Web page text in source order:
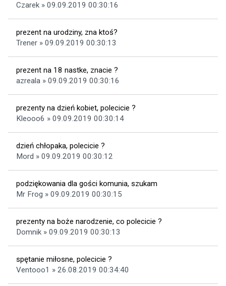
Czarek » 09.09.2019 00:30:16
prezent na urodziny, zna ktoś?
Trener » 09.09.2019 00:30:13
prezent na 18 nastke, znacie ?
azreala » 09.09.2019 00:30:16
prezenty na dzień kobiet, polecicie ?
Kleooo6 » 09.09.2019 00:30:14
dzień chłopaka, polecicie ?
Mord » 09.09.2019 00:30:12
podziękowania dla gości komunia, szukam
Mr Frog » 09.09.2019 00:30:15
prezenty na boże narodzenie, co polecicie ?
Domnik » 09.09.2019 00:30:13
spętanie miłosne, polecicie ?
Ventooo1 » 26.08.2019 00:34:40